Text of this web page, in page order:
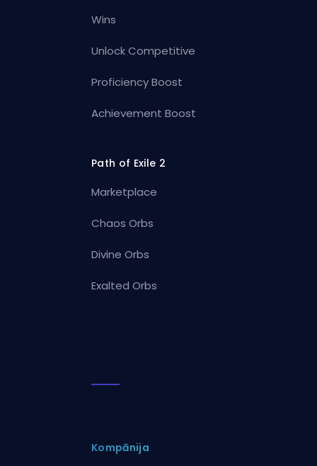
Wins
Unlock Competitive
Proficiency Boost
Achievement Boost
Path of Exile 2
Marketplace
Chaos Orbs
Divine Orbs
Exalted Orbs
Kompānija